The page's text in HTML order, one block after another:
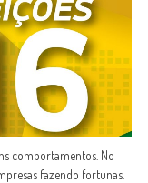
comportamentos. No
fazendo fortunas.